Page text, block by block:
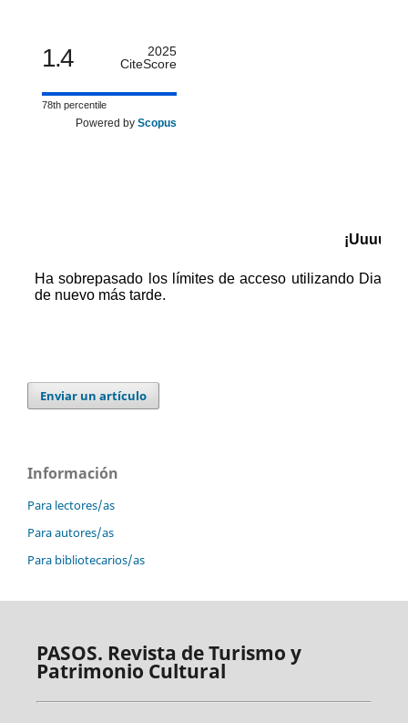
1.4
2025
CiteScore
78th percentile
Powered by Scopus
Enviar un artículo
Información
Para lectores/as
Para autores/as
Para bibliotecarios/as
PASOS. Revista de Turismo y
Patrimonio Cultural